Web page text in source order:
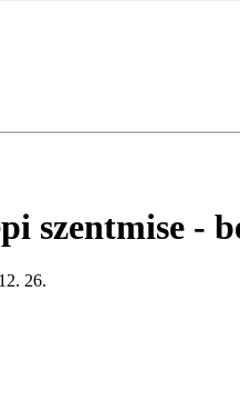
szentmise -
26.